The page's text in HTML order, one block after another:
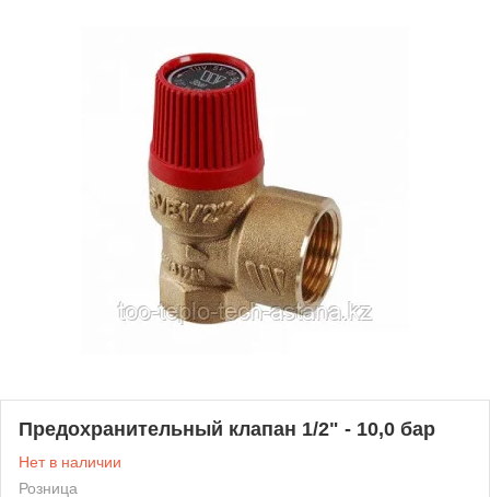
Предохранительный клапан 1/2" - 10,0 бар
Нет в наличии
Розница